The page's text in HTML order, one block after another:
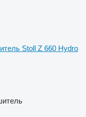
Stoll Z 660 Hydro